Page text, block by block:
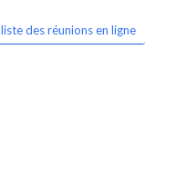
des réunions en ligne